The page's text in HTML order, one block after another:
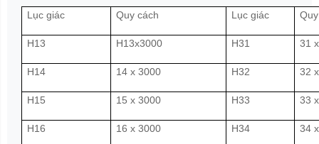
Lục giác Quy cách Lục giác
H13 H13x3000 H31 31
H14 14 x 3000 H32 32
H15 15 x 3000 H33 33
H16 16 x 3000 H34 34